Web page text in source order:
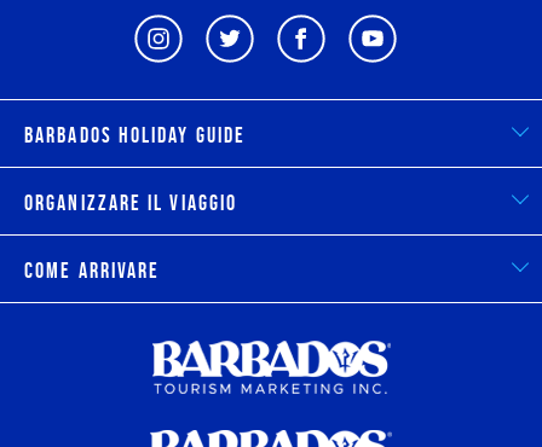
Barbados Holiday Guide
Organizzare il viaggio
Come arrivare